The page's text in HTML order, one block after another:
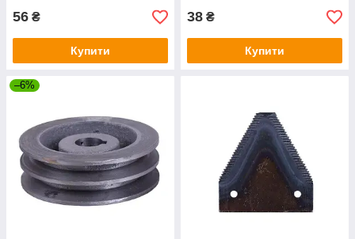
56 ₴
Купити
38 ₴
Купити
–6%